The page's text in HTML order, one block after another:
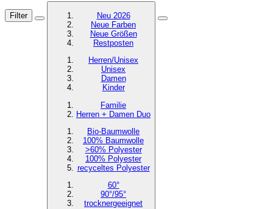
Filter
Neu 2026
Neue Farben
Neue Größen
Restposten
Herren/Unisex
Unisex
Damen
Kinder
Familie
Herren + Damen Duo
Bio-Baumwolle
100% Baumwolle
>60% Polyester
100% Polyester
recyceltes Polyester
60°
90°/95°
trocknergeeignet